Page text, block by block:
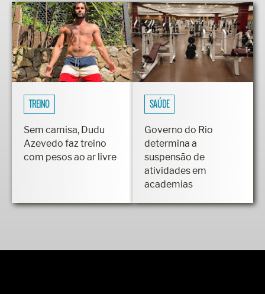
TREINO
Sem camisa, Dudu
Azevedo faz treino
com pesos ao ar livre
SAÚDE
Governo do Rio
determina a
suspensão de
atividades em
academias